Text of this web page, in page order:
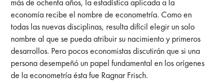
economía recibe el nombre de econometría. Como en
todas las nuevas disciplinas, resulta difícil elegir un solo
nombre al que se pueda atribuir su nacimiento y primeros
desarrollos. Pero pocos economistas discutirán que si una
persona desempeñó un papel fundamental en los orígenes
de la econometría ésta fue Ragnar Frisch.